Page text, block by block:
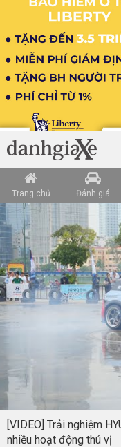
Trang chủ Đánh giá
[VIDEO] Trải nghiệm
nhiều hoạt động thú vị